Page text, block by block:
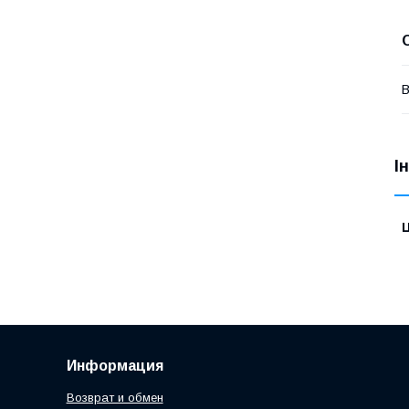
Информация
Возврат и обмен